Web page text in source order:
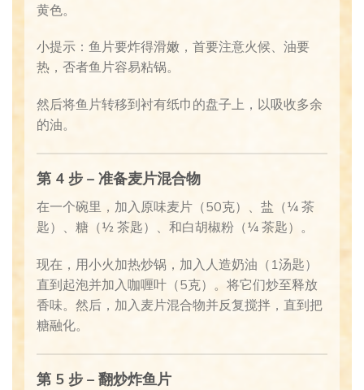
黄色。
小提示：鱼片要炸得滑嫩，首要注意火候、油要
热，否者鱼片容易粘锅。
然后将鱼片转移到衬有纸巾的盘子上，以吸收多余
的油。
第 4 步 – 准备麦片混合物
在一个碗里，加入原味麦片（50克）、盐（¼ 茶
匙）、糖（½ 茶匙）、和白胡椒粉（¼ 茶匙）。
现在，用小火加热炒锅，加入人造奶油（1汤匙）
直到起泡并加入咖喱叶（5克）。将它们炒至释放
香味。然后，加入麦片混合物并反复搅拌，直到把
糖融化。
第 5 步 – 翻炒炸鱼片